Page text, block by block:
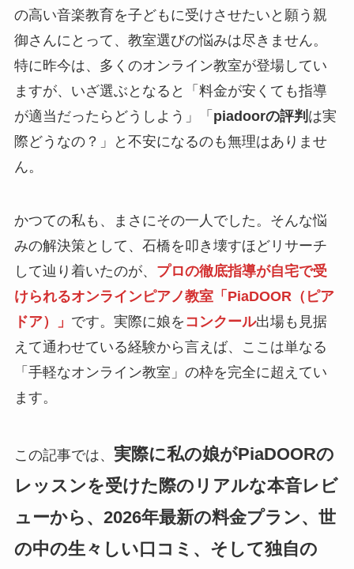
の高い音楽教育を子どもに受けさせたいと願う親
御さんにとって、教室選びの悩みは尽きません。
特に昨今は、多くのオンライン教室が登場してい
ますが、いざ選ぶとなると「料金が安くても指導
が適当だったらどうしよう」「 piadoorの評判 は実
際どうなの？」と不安になるのも無理はありませ
ん。
かつての私も、まさにその一人でした。そんな悩
みの解決策として、石橋を叩き壊すほどリサーチ
して辿り着いたのが、 プロの徹底指導が自宅で受
けられるオンラインピアノ教室「PiaDOOR（ピア
ドア）」 です。実際に娘を コンクール出場も見据
えて通わせている経験から言えば、ここは単なる
「手軽なオンライン教室」の枠を完全に超えてい
ます。
この記事では、 実際に私の娘がPiaDOORの
レッスンを受けた際のリアルな本音レビ
ューから、2026年最新の料金プラン、世
の中の生々しい口コミ、そして独自の